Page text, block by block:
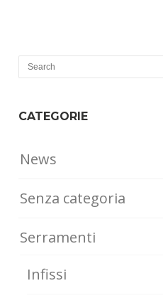
CATEGORIE
News
Senza categoria
Serramenti
Infissi